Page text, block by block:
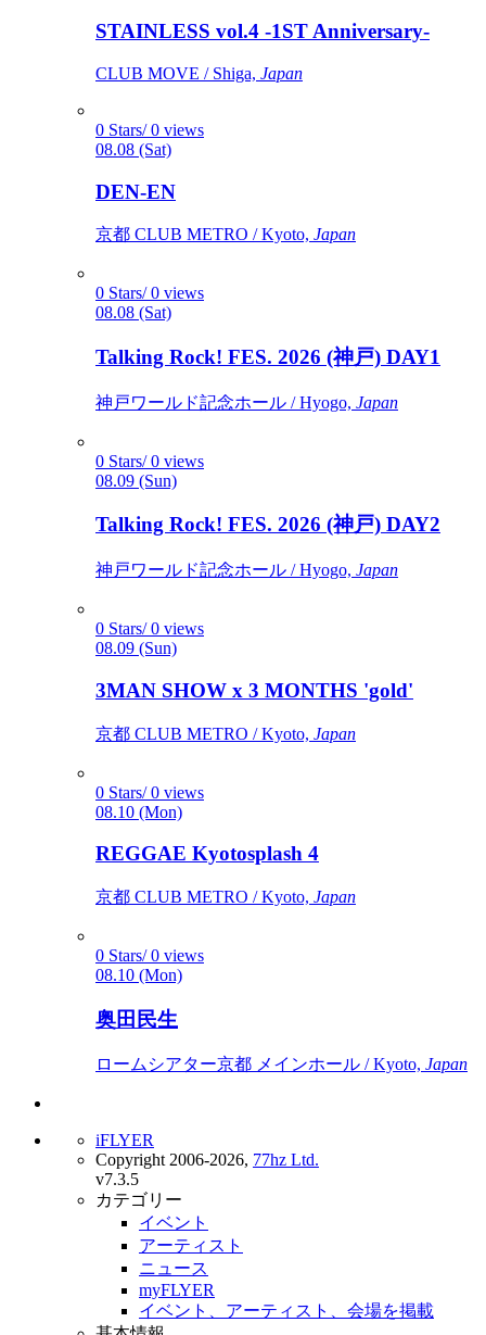
STAINLESS vol.4 -1ST Anniversary-
CLUB MOVE / Shiga, Japan
0 Stars/ 0 views
08.08 (Sat)
DEN-EN
京都 CLUB METRO / Kyoto, Japan
0 Stars/ 0 views
08.08 (Sat)
Talking Rock! FES. 2026 (神戸) DAY1
神戸ワールド記念ホール / Hyogo, Japan
0 Stars/ 0 views
08.09 (Sun)
Talking Rock! FES. 2026 (神戸) DAY2
神戸ワールド記念ホール / Hyogo, Japan
0 Stars/ 0 views
08.09 (Sun)
3MAN SHOW x 3 MONTHS 'gold'
京都 CLUB METRO / Kyoto, Japan
0 Stars/ 0 views
08.10 (Mon)
REGGAE Kyotosplash 4
京都 CLUB METRO / Kyoto, Japan
0 Stars/ 0 views
08.10 (Mon)
奥田民生
ロームシアター京都 メインホール / Kyoto, Japan
iFLYER
Copyright 2006-2026, 77hz Ltd.
v7.3.5
カテゴリー
イベント
アーティスト
ニュース
myFLYER
イベント、アーティスト、会場を掲載